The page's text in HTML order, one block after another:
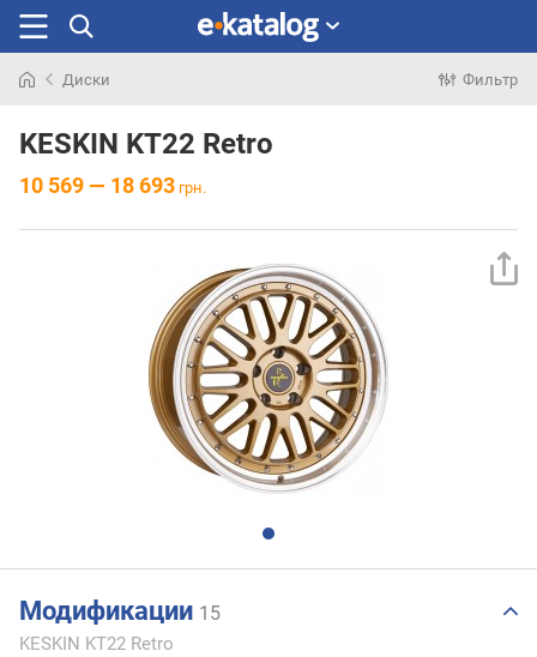
раньше
Диски Фильтр
KESKIN KT22 Retro
10 569 — 18 693 грн.
Модификации 15
KESKIN KT22 Retro